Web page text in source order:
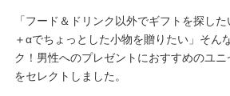
「フード＆ドリンク以外でギフトを探し
＋αでちょっとした小物を贈りたい」そん
ク！男性へのプレゼントにおすすめのユ
をセレクトしました。